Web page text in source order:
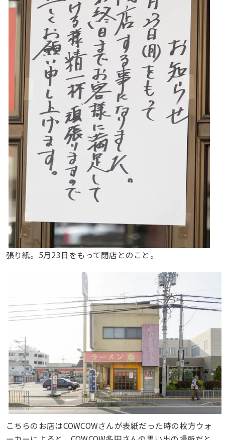
張り紙。5月23日をもって閉店とのこと。
こちらのお店はCOWCOWさんが表紙だった時の枚方ウォ